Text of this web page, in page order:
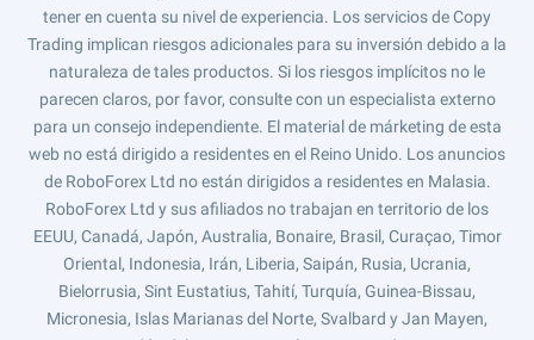
tener en cuenta su nivel de experiencia. Los servicios de Copy
Trading implican riesgos adicionales para su inversión debido a la
naturaleza de tales productos. Si los riesgos implícitos no le
parecen claros, por favor, consulte con un especialista externo
para un consejo independiente. El material de márketing de esta
web no está dirigido a residentes en el Reino Unido. Los anuncios
de RoboForex Ltd no están dirigidos a residentes en Malasia.
RoboForex Ltd y sus afiliados no trabajan en territorio de los
EEUU, Canadá, Japón, Australia, Bonaire, Brasil, Curaçao, Timor
Oriental, Indonesia, Irán, Liberia, Saipán, Rusia, Ucrania,
Bielorrusia, Sint Eustatius, Tahití, Turquía, Guinea-Bissau,
Micronesia, Islas Marianas del Norte, Svalbard y Jan Mayen,